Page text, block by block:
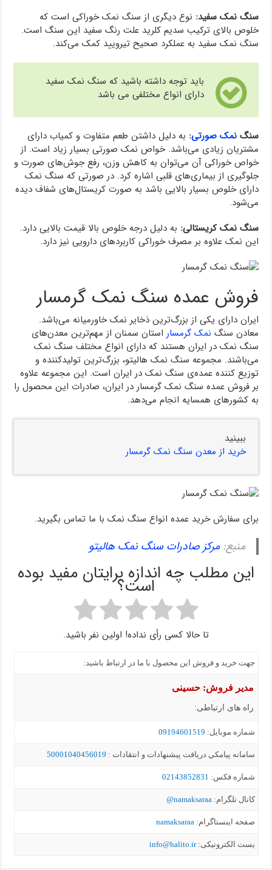
سنگ نمک سفید: نوع دیگری از سنگ نمک خوراکی است که
خلوص بالای ترکیب سدیم کلرید علت رنگ سفید این سنگ است.
سنگ نمک سفید به عملکرد صحیح تیرویید کمک می‌کند.
باید توجه داشته باشید که سنگ نمک سفید
دارای انواع مختلفی می باشد
سنگ نمک صورتی: به دلیل داشتن طعم متفاوت و کمیاب دارای
مشتریان زیادی می‌باشد. خواص نمک صورتی بسیار زیاد است. از
خواص خوراکی آن می‌توان به کاهش وزن، رفع جوش‌های صورت و
جلوگیری از بیماری‌های قلبی اشاره کرد. در صورتی که سنگ نمک
دارای خلوص بسیار بالایی باشد به صورت کریستال‌های شفاف دیده
می‌شود.
سنگ نمک کریستالی: به دلیل درجه خلوص بالا قیمت بالایی دارد.
این نمک علاوه بر مصرف خوراکی کاربردهای دارویی نیز دارد.
فروش عمده سنگ نمک گرمسار
ایران دارای یکی از بزرگ‌ترین ذخایر نمک خاورمیانه می‌باشد.
معادن سنگ نمک گرمسار استان سمنان از مهم‌ترین معدن‌های
سنگ نمک در ایران هستند که دارای انواع مختلف سنگ نمک
می‌باشند. مجموعه سنگ نمک هالیتو، بزرگ‌ترین تولیدکننده و
توزیع کننده‌ عمده‌ی سنگ نمک در ایران است. این مجموعه علاوه
بر فروش عمده سنگ نمک گرمسار در ایران، صادرات این محصول را
به کشور‌های همسایه انجام می‌دهد.
ببینید
خرید از معدن سنگ نمک گرمسار
برای سفارش خرید عمده انواع سنگ نمک با ما تماس بگیرید.
منبع:مرکز صادرات سنگ نمک هالیتو
این مطلب چه اندازه برایتان مفید بوده
است؟
تا حالا کسی رأی نداده! اولین نفر باشید.
جهت خرید و فروش این محصول با ما در ارتباط باشید:
مدیر فروش: حسینی
راه های ارتباطی:
شماره موبايل: 09194601519
سامانه پيامکي دریافت پیشنهادات و انتقادات : 50001040456019
شماره فکس: 02143852831
کانال تلگرام:namaksaraa@
صفحه اینستاگرام:namaksaraa
یست الکترونیکی:info@halito.ir